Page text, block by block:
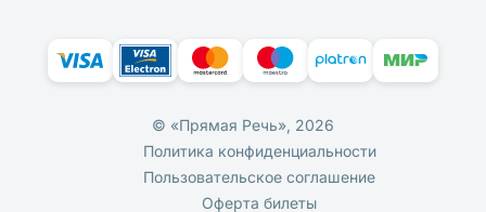
© «Прямая Речь», 2026
Политика конфиденциальности
Пользовательское соглашение
Оферта билеты